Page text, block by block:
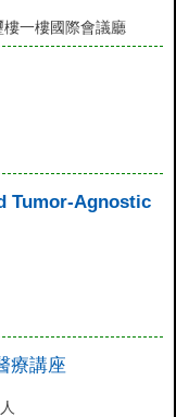
一樓國際會議廳
Tumor-Agnostic
療講座